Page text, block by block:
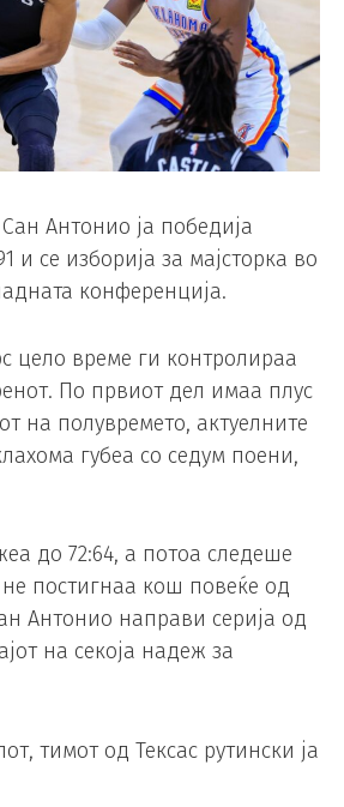
Антонио ја победија
и се изборија за мајсторка во
конференција.
цело време ги контролираа
По првиот дел имаа плус
на полувремето, актуелните
губеа со седум поени,
до 72:64, а потоа следеше
не постигнаа кош повеќе од
Антонио направи серија од
на секоја надеж за
тимот од Тексас рутински ја